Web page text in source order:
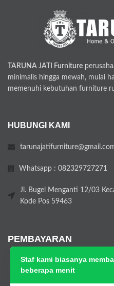
TARUNA JATI Furniture
minimalis hingga mewah, mulai
memenuhi kebutuhan furniture
HUBUNGI KAMI
Whatsapp : 082329727271
Jl. Bugel Menganti 12/03
Kode Pos 59463
PEMBAYARAN
Staf kami biasanya
beberapa menit